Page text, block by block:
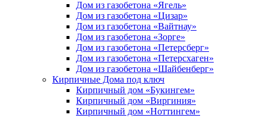
Дом из газобетона «Ягель»
Дом из газобетона «Цизар»
Дом из газобетона «Вайтнау»
Дом из газобетона «Зорге»
Дом из газобетона «Петерсберг»
Дом из газобетона «Петерсхаген»
Дом из газобетона «Шайбенберг»
Кирпичные Дома под ключ
Кирпичный дом «Букингем»
Кирпичный дом «Виргиния»
Кирпичный дом «Ноттингем»